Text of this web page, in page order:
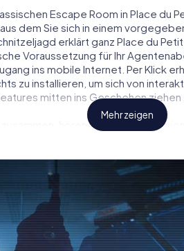
Escape Room in Place du
dem Sie sich in einem
erklärt ganz Place du
Voraussetzung für Ihr
ins mobile Internet. Per Klick
zu installieren, um sich von
mitten ins Geschehen ziehen
zusammen, hören Sie feindliche
und Co. werden Sie jedoch
Highscore von Place du Petit
Das myCityHunt Escape Game
Erlebnisspielplatz. Holen Sie sich
verwandeln Sie Place du Petit
Mehr zeigen